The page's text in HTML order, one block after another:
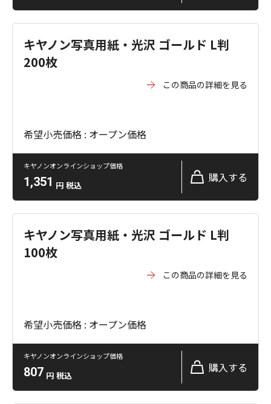
キヤノン写真用紙・光沢 ゴールド L判
200枚
この商品の詳細を見る
希望小売価格 : オープン価格
キヤノンオンラインショップ価格
1,351 円 税込
購入する
キヤノン写真用紙・光沢 ゴールド L判
100枚
この商品の詳細を見る
希望小売価格 : オープン価格
キヤノンオンラインショップ価格
807 円 税込
購入する